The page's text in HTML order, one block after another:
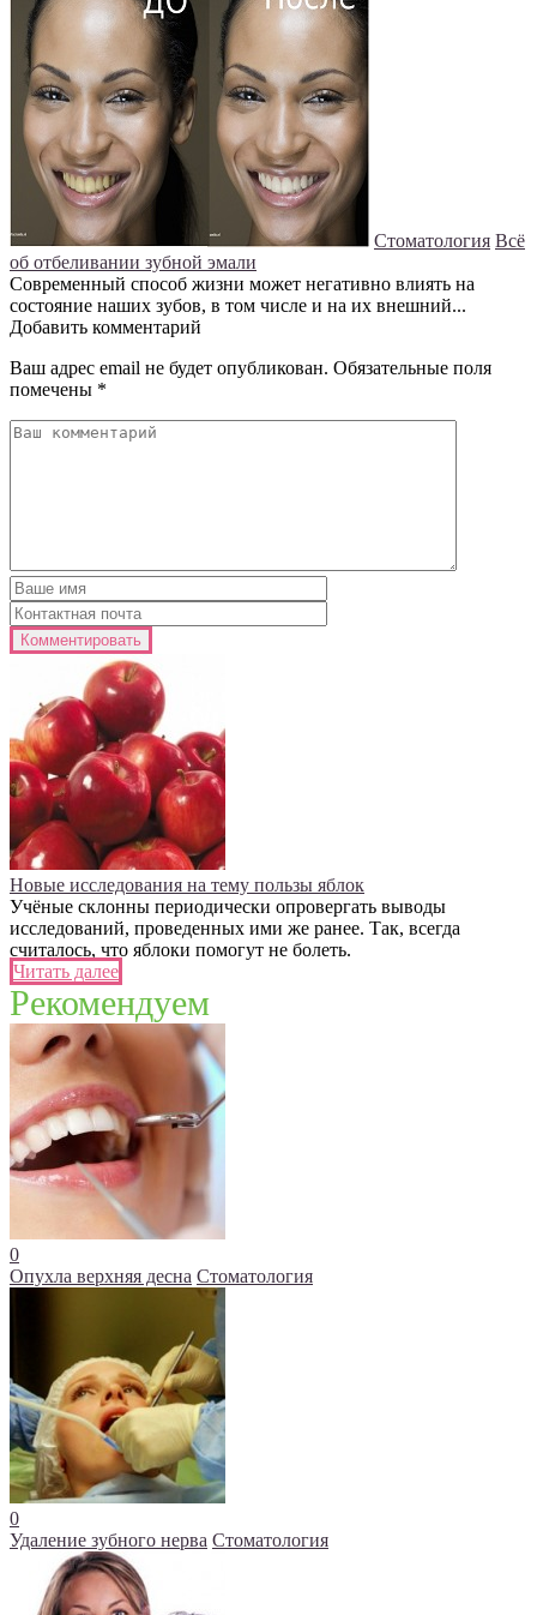
Стоматология Всё
об отбеливании зубной эмали
Современный способ жизни может негативно влиять на
состояние наших зубов, в том числе и на их внешний...
Добавить комментарий
Ваш адрес email не будет опубликован. Обязательные поля
помечены *
Новые исследования на тему пользы яблок
Учёные склонны периодически опровергать выводы
исследований, проведенных ими же ранее. Так, всегда
считалось, что яблоки помогут не болеть.
Читать далее
Рекомендуем
0
Опухла верхняя десна Стоматология
0
Удаление зубного нерва Стоматология